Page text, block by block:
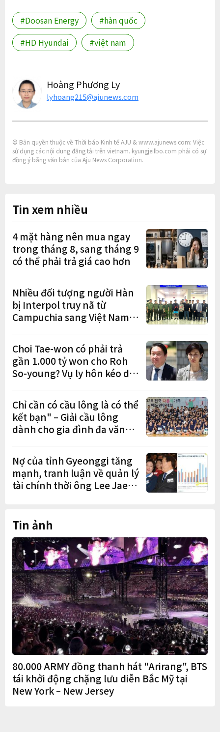
#Doosan Energy
#hàn quốc
#HD Hyundai
#việt nam
Hoàng Phương Ly
lyhoang215@ajunews.com
© Bản quyền thuộc về Thời báo Kinh tế AJU & www.ajunews.com: Việc
sử dụng các nội dung đăng tải trên vietnam. kyungjeilbo.com phải có sự
đồng ý bằng văn bản của Aju News Corporation.
Tin xem nhiều
4 mặt hàng nên mua ngay
trong tháng 8, sang tháng 9
có thể phải trả giá cao hơn
Nhiều đối tượng người Hàn
bị Interpol truy nã từ
Campuchia sang Việt Nam
Choi Tae-won có phải trả
gần 1.000 tỷ won cho Roh
So-young? Vụ ly hôn kéo dài
cuối cùng
Chỉ cần có cầu lông là có thể
kết bạn" – Giải cầu lông
dành cho gia đình đa văn
Nợ của tỉnh Gyeonggi tăng
mạnh, tranh luận về quản lý
tài chính thời ông Lee Jae-
Tin ảnh
80.000 ARMY đồng thanh hát "Arirang", BTS
tái khởi động chặng lưu diễn Bắc Mỹ tại
New York – New Jersey